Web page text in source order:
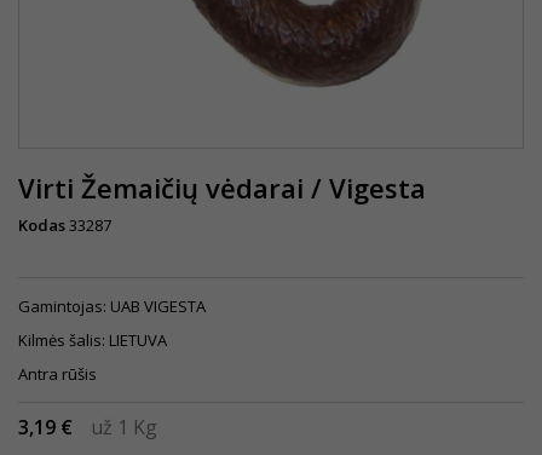
Virti Žemaičių vėdarai / Vigesta
Kodas33287
Gamintojas: UAB VIGESTA
Kilmės šalis: LIETUVA
Antra rūšis
3,19 € už 1 Kg